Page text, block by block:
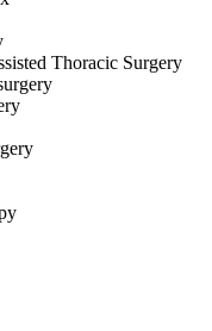
Thoracic Surgery